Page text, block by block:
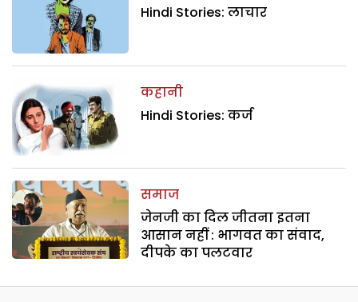
Hindi Stories: लाचार
कहानी
Hindi Stories: कर्ज
समाज
जेनजी का दिल जीतना इतना
आसान नहीं : भागवत का संवाद,
दीपके का पलटवार